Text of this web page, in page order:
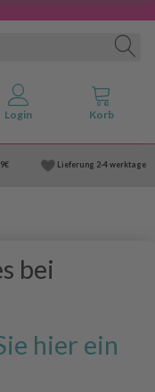
Lieferung 2-4 werktage
bei
hier ein